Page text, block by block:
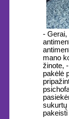
- Gerai,
mano
žinote,
pakėlė
sukurtų